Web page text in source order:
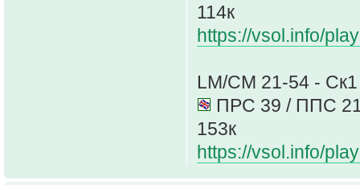
114к
https://vsol.info/
LM/CM 21-54 - Ск1
ПРС 39 / ППС 21
153к
https://vsol.info/